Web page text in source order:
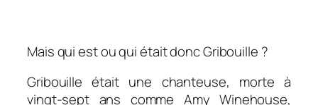
Mais qui est ou qui était donc Gribouille ?
Gribouille était une chanteuse, morte à
vingt-sept ans comme Amy Winehouse,